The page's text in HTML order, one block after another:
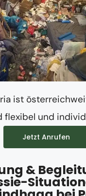
ist
flexibel und
Jetzt Anrufen
&